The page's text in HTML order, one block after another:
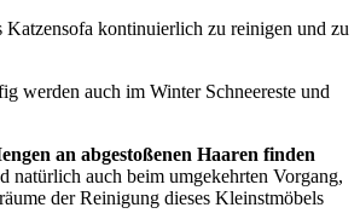
Katzensofa kontinuierlich zu reinigen und zu
werden auch im Winter Schneereste und
an abgestoßenen Haaren finden
natürlich auch beim umgekehrten Vorgang,
der Reinigung dieses Kleinstmöbels